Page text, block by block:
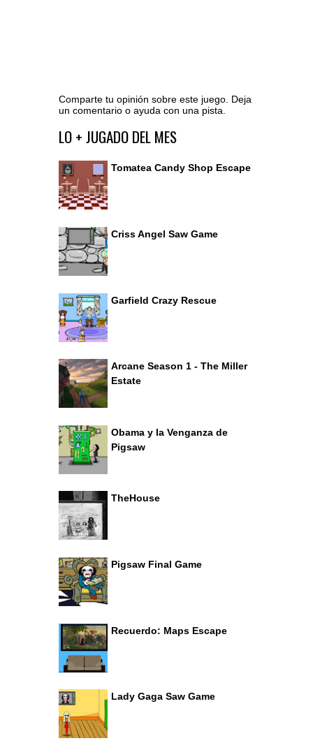
Comparte tu opinión sobre este juego. Deja
un comentario o ayuda con una pista.
Ir al editor de comentarios
LO + JUGADO DEL MES
Tomatea Candy Shop Escape
Criss Angel Saw Game
Garfield Crazy Rescue
Arcane Season 1 - The Miller
Estate
Obama y la Venganza de
Pigsaw
TheHouse
Pigsaw Final Game
Recuerdo: Maps Escape
Lady Gaga Saw Game